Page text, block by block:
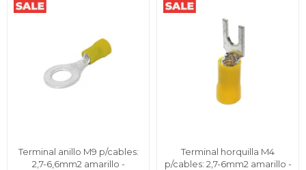
Terminal anillo M9 p/cables:
2,7-6,6mm2 amarillo -
Terminal horquilla M4
p/cables: 2,7-6mm2 amarillo -